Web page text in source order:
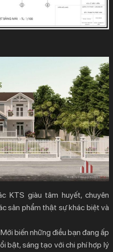
KTS giàu tâm huyết, chuyên
sản phẩm thật sự khác biệt và
biến những điều bạn đang ấp
bật, sáng tạo với chi phí hợp lý